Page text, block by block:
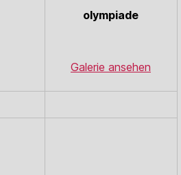
olympiade
Galerie ansehen